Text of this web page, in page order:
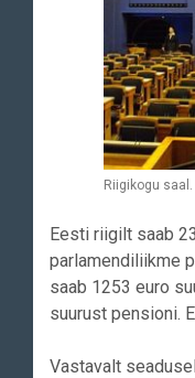
Riigikogu
Eesti riigilt saab
parlamendiliikme
saab 1253 euro
suurust pensioni.
Vastavalt